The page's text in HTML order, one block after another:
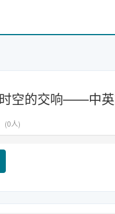
空的交响——中
(0人)